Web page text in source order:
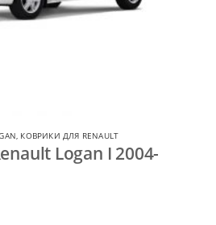
, КОВРИКИ ДЛЯ RENAULT
Logan I 2004-